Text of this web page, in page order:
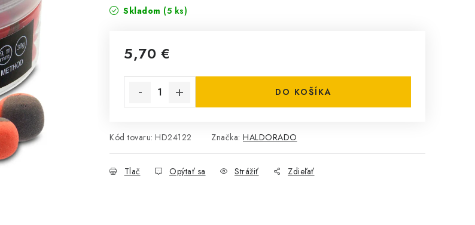
Skladom (5 ks)
5,70 €
DO KOŠÍKA
Kód tovaru: HD24122 Značka: HALDORADO
Tlač Opýtať sa Strážiť Zdieľať